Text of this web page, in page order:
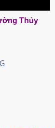
Thủy